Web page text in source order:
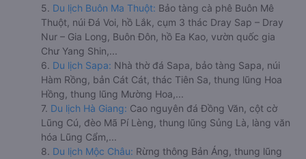
5. Du lịch Buôn Ma Thuột: Bảo tàng cà phê Buôn Mê
Thuột, núi Đá Voi, hồ Lắk, cụm 3 thác Dray Sap – Dray
Nur – Gia Long, Buôn Đôn, hồ Ea Kao, vườn quốc gia
Chư Yang Shin,...
6. Du lịch Sapa: Nhà thờ đá Sapa, bảo tàng Sapa, núi
Hàm Rồng, bản Cát Cát, thác Tiên Sa, thung lũng Hoa
Hồng, thung lũng Mường Hoa,...
7. Du lịch Hà Giang: Cao nguyên đá Đồng Văn, cột cờ
Lũng Cú, đèo Mã Pí Lèng, thung lũng Sủng Là, làng văn
hóa Lũng Cẩm,...
8. Du lịch Mộc Châu: Rừng thông Bản Áng, thung lũng